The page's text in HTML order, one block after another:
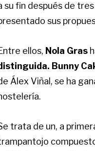
su fin después de
sus
ellos, Nola Gras
Bunny
Álex Viñal, se ha
trata de un, a